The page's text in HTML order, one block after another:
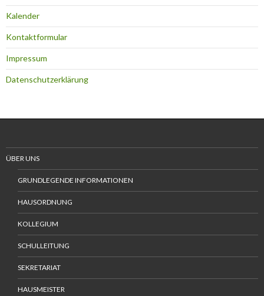
Kalender
Kontaktformular
Impressum
Datenschutzerklärung
ÜBER UNS
GRUNDLEGENDE INFORMATIONEN
HAUSORDNUNG
KOLLEGIUM
SCHULLEITUNG
SEKRETARIAT
HAUSMEISTER